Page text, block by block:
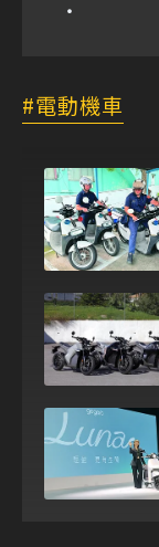
電動機車